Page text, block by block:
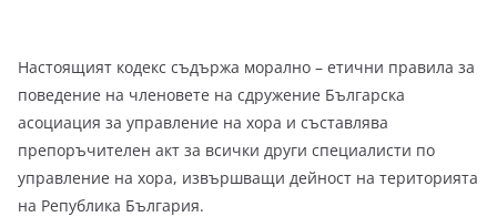
Настоящият кодекс съдържа морално – етични правила за
поведение на членовете на сдружение Българска
асоциация за управление на хора и съставлява
препоръчителен акт за всички други специалисти по
управление на хора, извършващи дейност на територията
на Република България.